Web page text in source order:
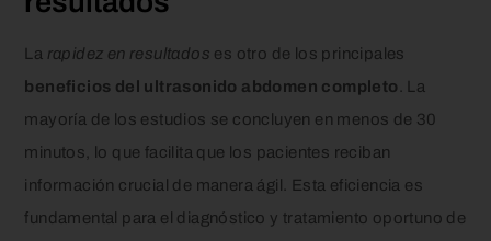
La rapidez en resultados es otro de los principales
beneficios del ultrasonido abdomen completo . La
mayoría de los estudios se concluyen en menos de 30
minutos, lo que facilita que los pacientes reciban
información crucial de manera ágil. Esta eficiencia es
fundamental para el diagnóstico y tratamiento oportuno de